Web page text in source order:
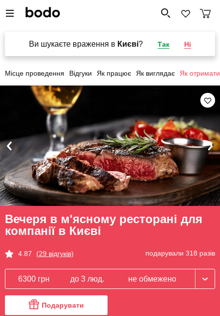
Ви шукаєте враження в Києві? Так Ні
Місце проведення Відгуки Як працює Як виглядає Як отримати
Вечеря в м'ясному ресторані для
компанії в Києві
4.87 (29 відгуків) подарували 318 разів
6300 грн до 3 люд. не обмежено
Подарувати